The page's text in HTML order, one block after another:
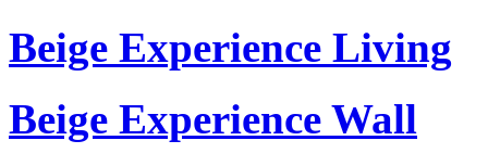
Beige Experience Living
Beige Experience Wall